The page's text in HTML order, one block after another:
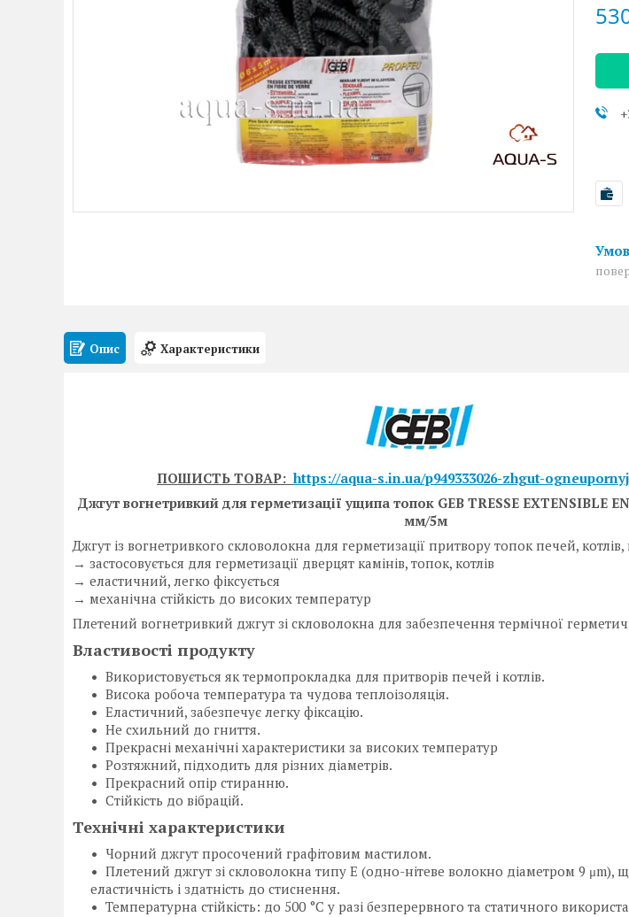
Опис Характеристики
ПОШИСТЬ ТОВАР: https://aqua-s.in.ua/p949333026-zhgut-
Джгут вогнетривкий для герметизації ущипа топок GEB TRESSE EXTENSIBLE
мм/5м
Джгут із вогнетривкого скловолокна для герметизації притвору топок печей, котлів,
→ застосовується для герметизації дверцят камінів, топок, котлів
→ еластичний, легко фіксується
→ механічна стійкість до високих температур
Плетений вогнетривкий джгут зі скловолокна для забезпечення термічної
Властивості продукту
Використовується як термопрокладка для притворів печей і котлів.
Висока робоча температура та чудова теплоізоляція.
Еластичний, забезпечує легку фіксацію.
Не схильний до гниття.
Прекрасні механічні характеристики за високих температур
Розтяжний, підходить для різних діаметрів.
Прекрасний опір стиранню.
Стійкість до вібрацій.
Технічні характеристики
Чорний джгут просочений графітовим мастилом.
Плетений джгут зі скловолокна типу Е (одно-нітеве волокно діаметром 9 μm),
еластичність і здатність до стиснення.
Температурна стійкість: до 500 °C у разі безперервного та статичного